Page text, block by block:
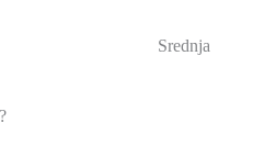
Srednja